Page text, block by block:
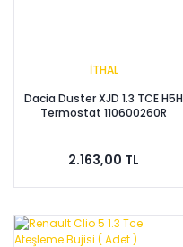
İTHAL
Dacia Duster XJD 1.3 TCE H5H
Termostat 110600260R
2.163,00 TL